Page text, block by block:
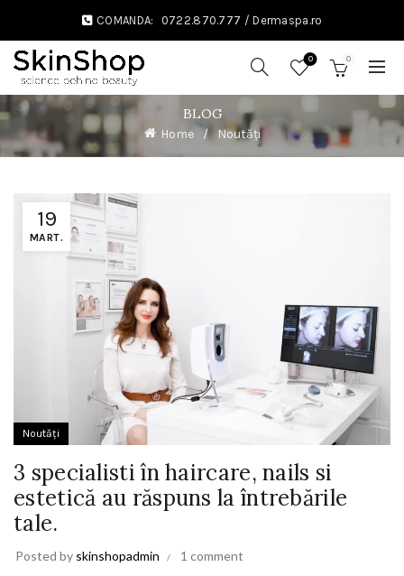
COMANDA: 0722.870.777 /Dermaspa.ro
0 0
BLOG
Home Noutăți
19
MART.
Noutăți
3 specialisti în haircare, nails si
estetică au răspuns la întrebările
tale.
Posted by skinshopadmin 1 comment